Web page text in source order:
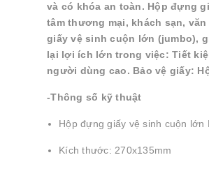
và có khóa an toàn. Hộp đựng
tâm thương mại, khách sạn,
giấy vệ sinh cuộn lớn (jumbo),
lại lợi ích lớn trong việc: Tiết
người dùng cao. Bảo vệ giấy:
-Thông số kỹ thuật
Hộp đựng giấy vệ sinh cuộn lớn
Kích thước: 270x135mm